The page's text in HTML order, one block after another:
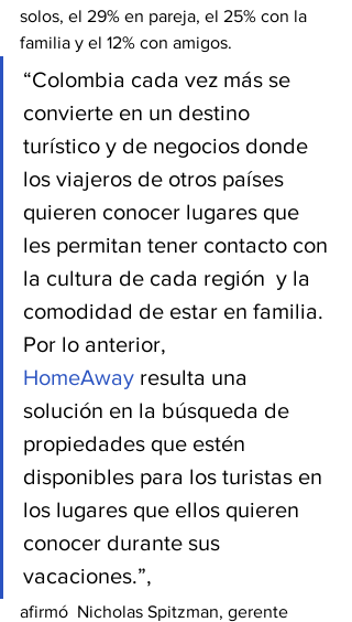
solos, el 29% en pareja, el 25% con la
familia y el 12% con amigos.
“Colombia cada vez más se
convierte en un destino
turístico y de negocios donde
los viajeros de otros países
quieren conocer lugares que
les permitan tener contacto con
la cultura de cada región  y la
comodidad de estar en familia.
Por lo anterior,
HomeAway resulta una
solución en la búsqueda de
propiedades que estén
disponibles para los turistas en
los lugares que ellos quieren
conocer durante sus
vacaciones.”,
afirmó  Nicholas Spitzman, gerente